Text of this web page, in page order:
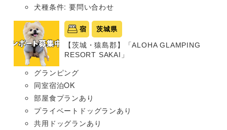
犬種条件: 要問い合わせ
宿 茨城県
【茨城・猿島郡】「ALOHA GLAMPING
RESORT SAKAI」
グランピング
同室宿泊OK
部屋食プランあり
プライベートドッグランあり
共用ドッグランあり